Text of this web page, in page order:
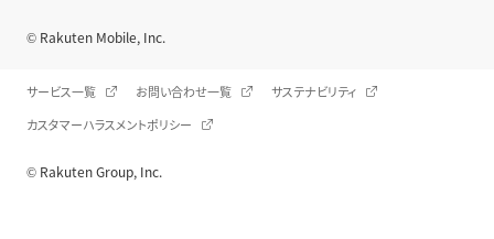
© Rakuten Mobile, Inc.
サービス一覧 お問い合わせ一覧
サステナビリティ
カスタマーハラスメントポリシー
© Rakuten Group, Inc.